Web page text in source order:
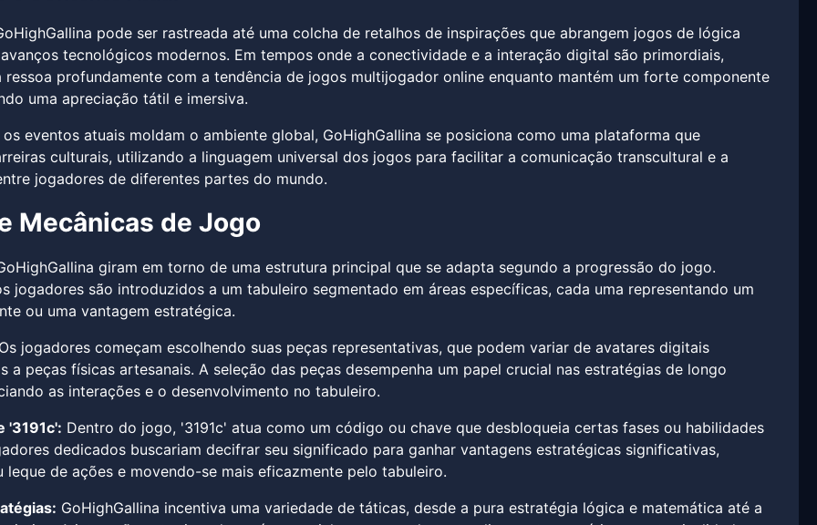
pode ser rastreada até uma colcha de retalhos de inspirações que abrangem jogos de lógica
tecnológicos modernos. Em tempos onde a conectividade e a interação digital são primordiais,
ressoa profundamente com a tendência de jogos multijogador online enquanto mantém um forte componente
uma apreciação tátil e imersiva.
eventos atuais moldam o ambiente global, GoHighGallina se posiciona como uma plataforma que
culturais, utilizando a linguagem universal dos jogos para facilitar a comunicação transcultural e a
jogadores de diferentes partes do mundo.
Mecânicas de Jogo
giram em torno de uma estrutura principal que se adapta segundo a progressão do jogo.
jogadores são introduzidos a um tabuleiro segmentado em áreas específicas, cada uma representando um
ou uma vantagem estratégica.
jogadores começam escolhendo suas peças representativas, que podem variar de avatares digitais
a peças físicas artesanais. A seleção das peças desempenha um papel crucial nas estratégias de longo
as interações e o desenvolvimento no tabuleiro.
'3191c': Dentro do jogo, '3191c' atua como um código ou chave que desbloqueia certas fases ou habilidades
dedicados buscariam decifrar seu significado para ganhar vantagens estratégicas significativas,
leque de ações e movendo-se mais eficazmente pelo tabuleiro.
GoHighGallina incentiva uma variedade de táticas, desde a pura estratégia lógica e matemática até a